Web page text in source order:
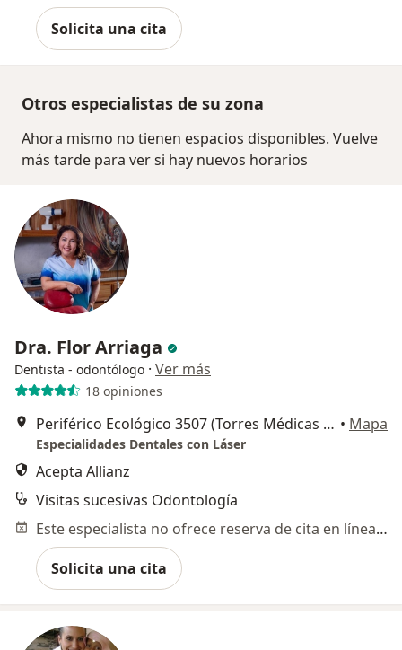
Solicita una cita
Otros especialistas de su zona
Ahora mismo no tienen espacios disponibles. Vuelve
más tarde para ver si hay nuevos horarios
Dra. Flor Arriaga
Dentista - odontólogo · Ver más
18 opiniones
Periférico Ecológico 3507 (Torres Médicas Angelópolis - Consultorio 715), San Andres Cholula • Mapa
Especialidades Dentales con Láser
Acepta Allianz
Visitas sucesivas Odontología
Este especialista no ofrece reserva de cita en línea en esta dirección.
Solicita una cita